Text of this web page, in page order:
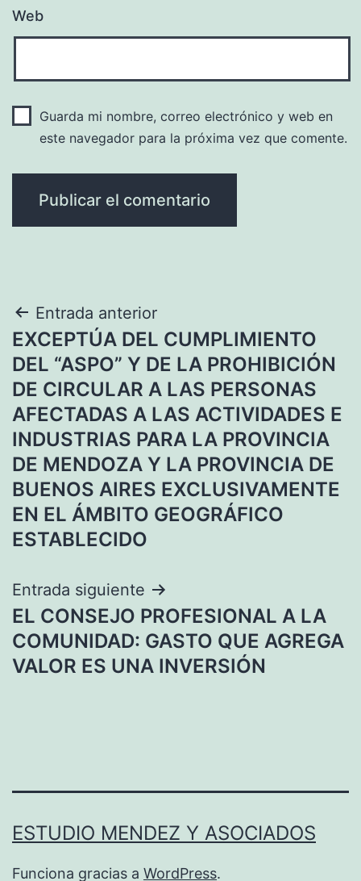
Web
Guarda mi nombre, correo electrónico y web en
este navegador para la próxima vez que comente.
Navegación
de
entradas
Entrada anterior
EXCEPTÚA DEL CUMPLIMIENTO
DEL “ASPO” Y DE LA PROHIBICIÓN
DE CIRCULAR A LAS PERSONAS
AFECTADAS A LAS ACTIVIDADES E
INDUSTRIAS PARA LA PROVINCIA
DE MENDOZA Y LA PROVINCIA DE
BUENOS AIRES EXCLUSIVAMENTE
EN EL ÁMBITO GEOGRÁFICO
ESTABLECIDO
Entrada siguiente
EL CONSEJO PROFESIONAL A LA
COMUNIDAD: GASTO QUE AGREGA
VALOR ES UNA INVERSIÓN
ESTUDIO MENDEZ Y ASOCIADOS
Funciona gracias a WordPress.